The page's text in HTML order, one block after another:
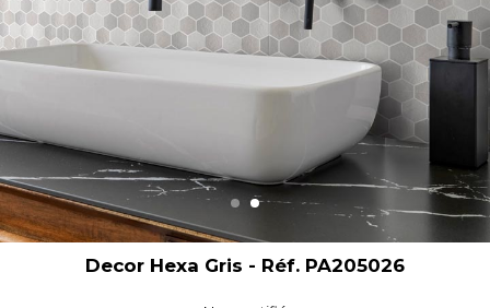
Hexa – Decor Hexa Bleu - Réf. PA205027